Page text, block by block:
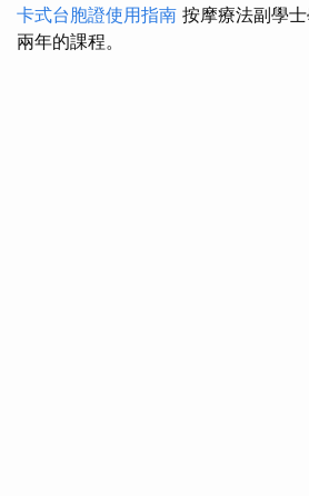
卡式台胞證使用指南 按摩療法副學
兩年的課程。